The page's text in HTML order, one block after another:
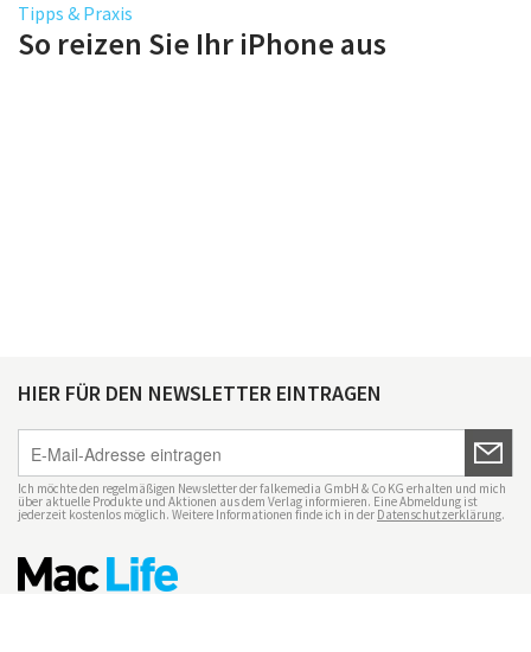
Tipps & Praxis
So reizen Sie Ihr iPhone aus
HIER FÜR DEN NEWSLETTER EINTRAGEN
Ich möchte den regelmäßigen Newsletter der falkemedia GmbH & Co KG erhalten und mich
über aktuelle Produkte und Aktionen aus dem Verlag informieren. Eine Abmeldung ist
jederzeit kostenlos möglich. Weitere Informationen finde ich in der Datenschutzerklärung.